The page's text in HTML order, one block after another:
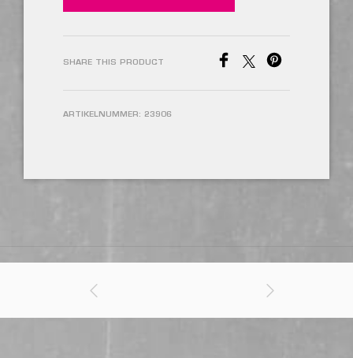
SHARE THIS PRODUCT
ARTIKELNUMMER: 23906